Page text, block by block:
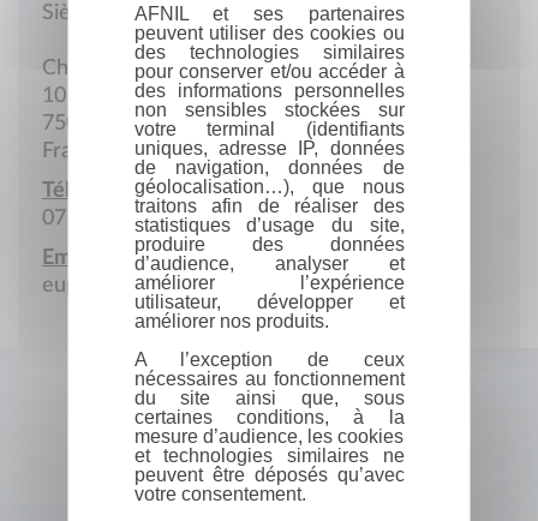
Siège social
Chez Digidom
10 Rue Penthièvre
75008 Paris
France
Téléphone portable :
07 69 26 53 72
Email :
euphoryanis@gmail.com
AFNIL et ses partenaires
peuvent utiliser des cookies ou
des technologies similaires
pour conserver et/ou accéder à
des informations personnelles
non sensibles stockées sur
votre terminal (identifiants
uniques, adresse IP, données
de navigation, données de
géolocalisation…), que nous
traitons afin de réaliser des
statistiques d’usage du site,
produire des données
d’audience, analyser et
améliorer l’expérience
utilisateur, développer et
améliorer nos produits.
A l’exception de ceux
nécessaires au fonctionnement
du site ainsi que, sous
certaines conditions, à la
mesure d’audience, les cookies
et technologies similaires ne
peuvent être déposés qu’avec
votre consentement.